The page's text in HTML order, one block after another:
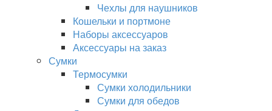
Чехлы для наушников
Кошельки и портмоне
Наборы аксессуаров
Аксессуары на заказ
Сумки
Термосумки
Сумки холодильники
Сумки для обедов